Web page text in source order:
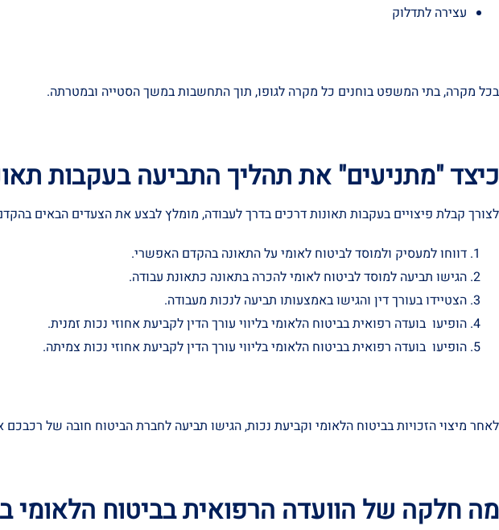
עצירה לתדלוק
בכל מקרה, בתי המשפט בוחנים כל מקרה לגופו, תוך התחשבות במשך הסטייה ובמטרתה.
כיצד "מתניעים" את תהליך התביעה בעקבות
לצורך קבלת פיצויים בעקבות תאונות דרכים בדרך לעבודה, מומלץ לבצע את הצעדים הבאים
דווחו למעסיק ולמוסד לביטוח לאומי על התאונה בהקדם האפשרי.
הגישו תביעה למוסד לביטוח לאומי להכרה בתאונה כתאונת עבודה.
הצטיידו בעורך דין והגישו באמצעותו תביעה לנכות מעבודה.
הופיעו בועדה רפואית בביטוח הלאומי בליווי עורך הדין לקביעת אחוזי נכות זמנית.
הופיעו בועדה רפואית בביטוח הלאומי בליווי עורך הדין לקביעת אחוזי נכות צמיתה.
לאחר מיצוי הזכויות בביטוח הלאומי וקביעת נכות, הגישו תביעה לחברת הביטוח חובה של רכבכם
מה חלקה של הוועדה הרפואית בביטוח הלאומי